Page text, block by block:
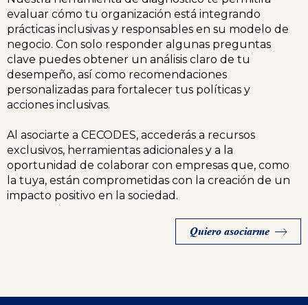
evaluar cómo tu organización está integrando
prácticas inclusivas y responsables en su modelo de
negocio. Con solo responder algunas preguntas
clave puedes obtener un análisis claro de tu
desempeño, así como recomendaciones
personalizadas para fortalecer tus políticas y
acciones inclusivas.
Al asociarte a CECODES, accederás a recursos
exclusivos, herramientas adicionales y a la
oportunidad de colaborar con empresas que, como
la tuya, están comprometidas con la creación de un
impacto positivo en la sociedad.
Quiero asociarme